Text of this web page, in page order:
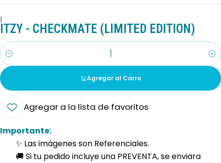
|
ITZY - CHECKMATE (LIMITED EDITION)
Cantidad
Agregar al Carro
Agregar a la lista de favoritos
Importante:
✨ Las imágenes son Referenciales.
🚚 Si tu pedido incluye una PREVENTA, se enviara